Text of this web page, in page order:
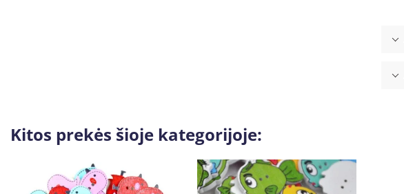
Kitos prekės šioje kategorijoje: